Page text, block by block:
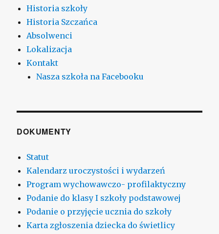
Historia szkoły
Historia Szczańca
Absolwenci
Lokalizacja
Kontakt
Nasza szkoła na Facebooku
DOKUMENTY
Statut
Kalendarz uroczystości i wydarzeń
Program wychowawczo- profilaktyczny
Podanie do klasy I szkoły podstawowej
Podanie o przyjęcie ucznia do szkoły
Karta zgłoszenia dziecka do świetlicy